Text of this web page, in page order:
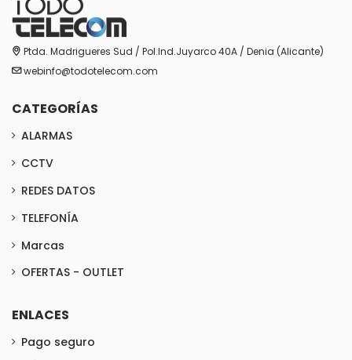
Ptda. Madrigueres Sud / Pol.Ind.Juyarco 40A / Denia (Alicante)
webinfo@todotelecom.com
CATEGORÍAS
ALARMAS
CCTV
REDES DATOS
TELEFONÍA
Marcas
OFERTAS - OUTLET
ENLACES
Pago seguro